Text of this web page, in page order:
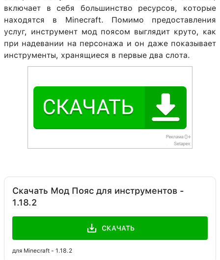
включает в себя большинство ресурсов, которые
находятся в Minecraft. Помимо предоставления
услуг, инструмент мод поясом выглядит круто, как
при надевании на персонажа и он даже показывает
инструменты, хранящиеся в первые два слота.
Скачать Мод Пояс для инструментов -
1.18.2
СКАЧАТЬ
для Minecraft - 1.18.2